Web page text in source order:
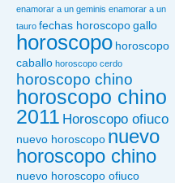
enamorar a un geminis enamorar a un
tauro fechas horoscopogallo
horoscopo horoscopo
caballo horoscopo cerdo
horoscopo chino
horoscopo chino
2011 Horoscopo ofiuco
nuevo horoscopo nuevo
horoscopo chino
nuevo horoscopo ofiuco